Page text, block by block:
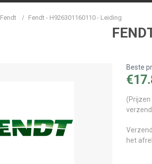
Fendt Fendt - H926301160110 - Leiding
Beste
(Prijzen
het